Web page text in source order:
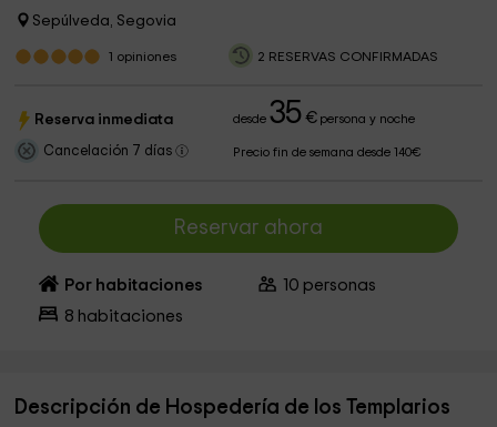
Sepúlveda, Segovia
1 opiniones 2 RESERVAS CONFIRMADAS
Reserva inmediata desde35 €persona y noche
Cancelación 7 días Precio fin de semana desde 140€
Reservar ahora
Por habitaciones 10 personas
8 habitaciones
Descripción de Hospedería de los Templarios